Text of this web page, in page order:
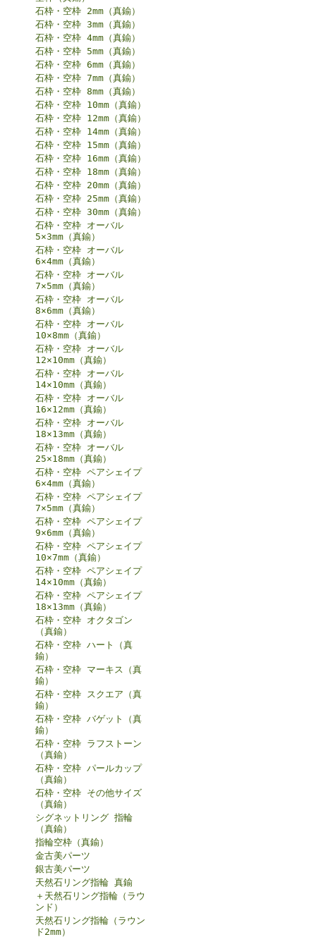
石枠・空枠 2mm（真鍮）
石枠・空枠 3mm（真鍮）
石枠・空枠 4mm（真鍮）
石枠・空枠 5mm（真鍮）
石枠・空枠 6mm（真鍮）
石枠・空枠 7mm（真鍮）
石枠・空枠 8mm（真鍮）
石枠・空枠 10mm（真鍮）
石枠・空枠 12mm（真鍮）
石枠・空枠 14mm（真鍮）
石枠・空枠 15mm（真鍮）
石枠・空枠 16mm（真鍮）
石枠・空枠 18mm（真鍮）
石枠・空枠 20mm（真鍮）
石枠・空枠 25mm（真鍮）
石枠・空枠 30mm（真鍮）
石枠・空枠 オーバル
5×3mm（真鍮）
石枠・空枠 オーバル
6×4mm（真鍮）
石枠・空枠 オーバル
7×5mm（真鍮）
石枠・空枠 オーバル
8×6mm（真鍮）
石枠・空枠 オーバル
10×8mm（真鍮）
石枠・空枠 オーバル
12×10mm（真鍮）
石枠・空枠 オーバル
14×10mm（真鍮）
石枠・空枠 オーバル
16×12mm（真鍮）
石枠・空枠 オーバル
18×13mm（真鍮）
石枠・空枠 オーバル
25×18mm（真鍮）
石枠・空枠 ペアシェイプ
6×4mm（真鍮）
石枠・空枠 ペアシェイプ
7×5mm（真鍮）
石枠・空枠 ペアシェイプ
9×6mm（真鍮）
石枠・空枠 ペアシェイプ
10×7mm（真鍮）
石枠・空枠 ペアシェイプ
14×10mm（真鍮）
石枠・空枠 ペアシェイプ
18×13mm（真鍮）
石枠・空枠 オクタゴン
（真鍮）
石枠・空枠 ハート（真
鍮）
石枠・空枠 マーキス（真
鍮）
石枠・空枠 スクエア（真
鍮）
石枠・空枠 バゲット（真
鍮）
石枠・空枠 ラフストーン
（真鍮）
石枠・空枠 パールカップ
（真鍮）
石枠・空枠 その他サイズ
（真鍮）
シグネットリング 指輪
（真鍮）
指輪空枠（真鍮）
金古美パーツ
銀古美パーツ
天然石リング指輪 真鍮
＋天然石リング指輪（ラウ
ンド）
天然石リング指輪（ラウン
ド2mm）